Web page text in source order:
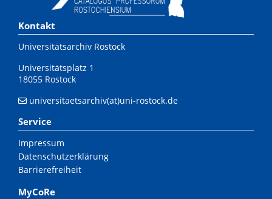
Kontakt
Universitätsarchiv Rostock
Universitätsplatz 1
18055 Rostock
universitaetsarchiv(at)uni-rostock.de
Service
Impressum
Datenschutzerklärung
Barrierefreiheit
MyCoRe